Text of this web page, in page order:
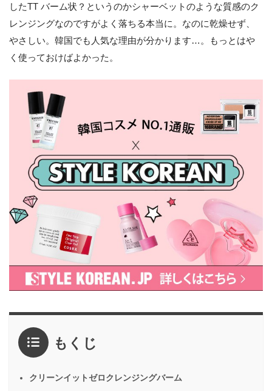
したTT バーム状？というのかシャーベットのような質感のク
レンジングなのですがよく落ちる本当に。なのに乾燥せず、
やさしい。韓国でも人気な理由が分かります…。もっとはや
く使っておけばよかった。
もくじ
クリーンイットゼロクレンジングバーム